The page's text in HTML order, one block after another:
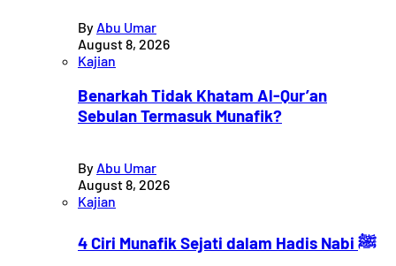
By Abu Umar
August 8, 2026
Kajian
Benarkah Tidak Khatam Al-Qur’an
Sebulan Termasuk Munafik?
By Abu Umar
August 8, 2026
Kajian
4 Ciri Munafik Sejati dalam Hadis Nabi ﷺ